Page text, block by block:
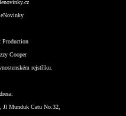
Production
Cooper
rejstříku.
Jl Munduk Catu No.32,